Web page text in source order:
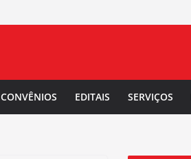
CONVÊNIOS EDITAIS SERVIÇOS